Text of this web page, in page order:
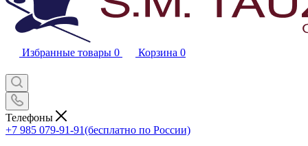
Избранные товары 0 Корзина 0
Телефоны
+7 985 079-91-91(бесплатно по России)